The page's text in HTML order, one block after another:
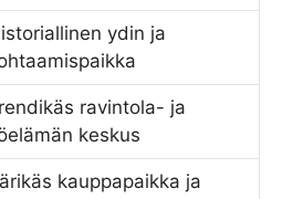
ydin ja
ravintola- ja
keskus
kauppapaikka ja